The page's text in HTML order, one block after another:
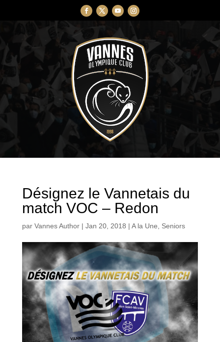
Désignez le Vannetais du
match VOC – Redon
par Vannes Author| Jan 20, 2018 | A la Une, Seniors